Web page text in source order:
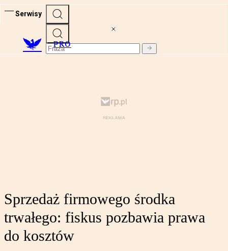
Serwisy
PRO
Sprzedaż firmowego środka
trwałego: fiskus pozbawia prawa
do kosztów